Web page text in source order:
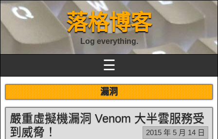
落格博客
Log everything.
☰
漏洞
嚴重虛擬機漏洞 Venom 大半雲服務受
到威脅！
2015 年 5 月 14 日